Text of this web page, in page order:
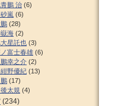
鵬 治 (6)
嵐 (6)
(28)
海 (2)
星託也 (3)
ノ富士春雄 (6)
鵬幸之介 (2)
野優紀 (13)
(17)
太規 (4)
(234)